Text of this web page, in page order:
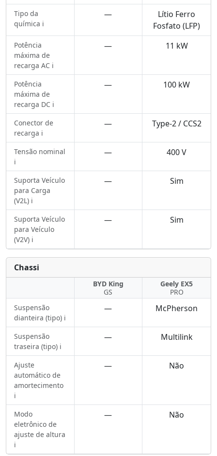
Tipo da
química ℹ️
—
Lítio Ferro
Fosfato (LFP)
Potência
máxima de
recarga AC ℹ️
— 11 kW
Potência
máxima de
recarga DC ℹ️
— 100 kW
Conector de
recarga ℹ️
— Type-2 / CCS2
Tensão nominal
ℹ️
— 400 V
Suporta Veículo
para Carga
(V2L) ℹ️
— Sim
Suporta Veículo
para Veículo
(V2V) ℹ️
— Sim
Chassi
BYD King
GS
Geely EX5
PRO
Suspensão
dianteira (tipo) ℹ️
— McPherson
Suspensão
traseira (tipo) ℹ️
— Multilink
Ajuste
automático de
amortecimento
ℹ️
— Não
Modo
eletrônico de
ajuste de altura
ℹ️
— Não